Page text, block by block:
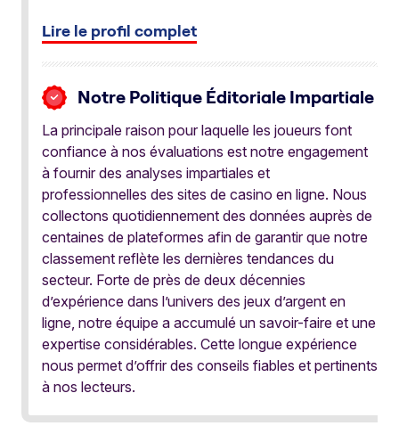
Lire le profil complet
Notre Politique Éditoriale Impartiale
La principale raison pour laquelle les joueurs font
confiance à nos évaluations est notre engagement
à fournir des analyses impartiales et
professionnelles des sites de casino en ligne. Nous
collectons quotidiennement des données auprès de
centaines de plateformes afin de garantir que notre
classement reflète les dernières tendances du
secteur. Forte de près de deux décennies
d’expérience dans l’univers des jeux d’argent en
ligne, notre équipe a accumulé un savoir-faire et une
expertise considérables. Cette longue expérience
nous permet d’offrir des conseils fiables et pertinents
à nos lecteurs.